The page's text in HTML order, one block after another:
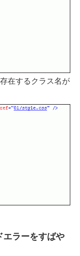
在するクラス名が
ラーをすばや